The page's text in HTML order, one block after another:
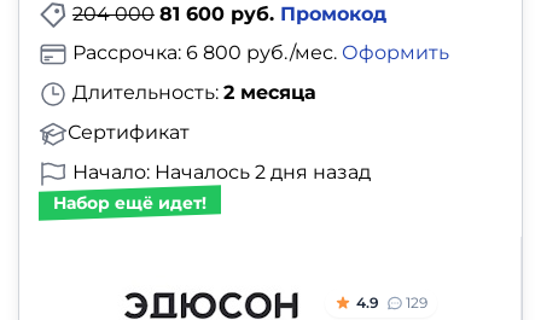
204 000 81 600 руб. Промокод
Длительность: 2 месяца
Сертификат
Рассрочка: 6 800 руб./мес. Оформить
Начало: Началось 2 дня назад
Набор ещё идет!
4.9 129